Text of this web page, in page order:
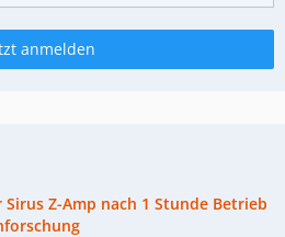
anmelden
Sirus Z-Amp nach 1 Stunde Betrieb